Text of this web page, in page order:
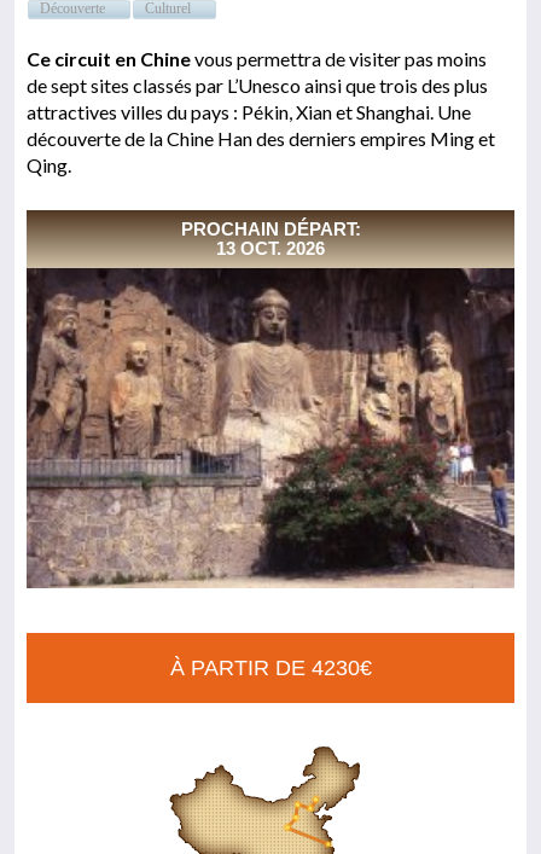
À PARTIR DE 4230€
Découverte Culturel
Ce circuit en Chinevous permettra de visiter pas moins
de sept sites classés par L’Unesco ainsi que trois des plus
attractives villes du pays : Pékin, Xian et Shanghai. Une
découverte de la Chine Han des derniers empires Ming et
Qing.
PROCHAIN DÉPART:
13 OCT. 2026